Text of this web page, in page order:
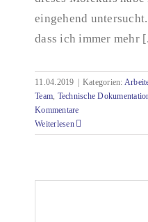
eingehend
dass ich immer mehr
11.04.2019 Kategorien:
Team, Technische
Kommentare
Weiterlesen